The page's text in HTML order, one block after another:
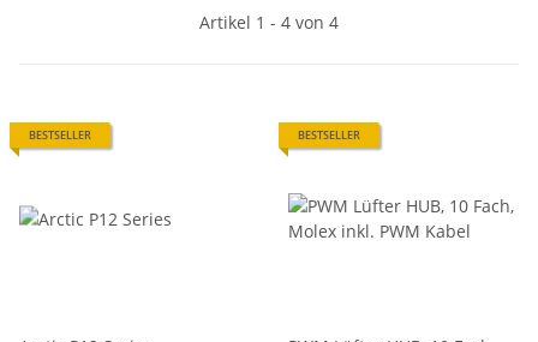
Artikel 1 - 4 von 4
BESTSELLER BESTSELLER